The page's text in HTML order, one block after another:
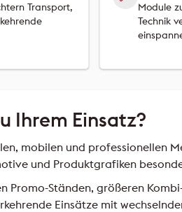
Transport,
Module
Technik
Ihrem Einsatz?
mobilen und
und Produktgrafiken
Promo-Ständen, größeren
Einsätze mit